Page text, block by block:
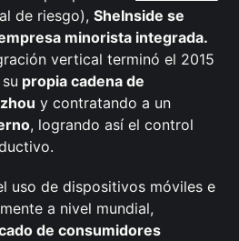
de riesgo),SheInside se
minorista integrada.
vertical terminó el 2015
propia cadena de
y contratando a un
, logrando así el control
uso de dispositivos móviles e
a nivel mundial,
de consumidores